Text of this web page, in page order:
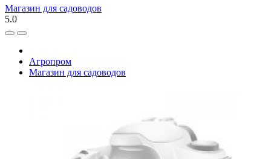
Магазин для садоводов
5.0
Агропром
Магазин для садоводов